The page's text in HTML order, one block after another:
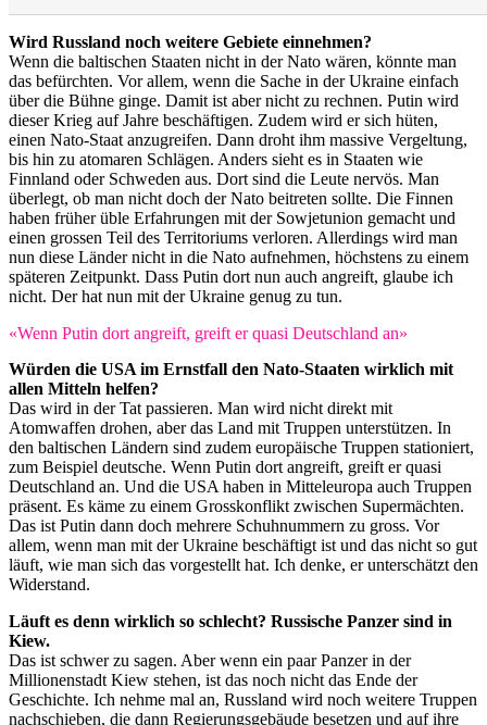
Wird Russland noch weitere Gebiete einnehmen?
Wenn die baltischen Staaten nicht in der Nato wären, könnte man
das befürchten. Vor allem, wenn die Sache in der Ukraine einfach
über die Bühne ginge. Damit ist aber nicht zu rechnen. Putin wird
dieser Krieg auf Jahre beschäftigen. Zudem wird er sich hüten,
einen Nato-Staat anzugreifen. Dann droht ihm massive Vergeltung,
bis hin zu atomaren Schlägen. Anders sieht es in Staaten wie
Finnland oder Schweden aus. Dort sind die Leute nervös. Man
überlegt, ob man nicht doch der Nato beitreten sollte. Die Finnen
haben früher üble Erfahrungen mit der Sowjetunion gemacht und
einen grossen Teil des Territoriums verloren. Allerdings wird man
nun diese Länder nicht in die Nato aufnehmen, höchstens zu einem
späteren Zeitpunkt. Dass Putin dort nun auch angreift, glaube ich
nicht. Der hat nun mit der Ukraine genug zu tun.
«Wenn Putin dort angreift, greift er quasi Deutschland an»
Würden die USA im Ernstfall den Nato-Staaten wirklich mit
allen Mitteln helfen?
Das wird in der Tat passieren. Man wird nicht direkt mit
Atomwaffen drohen, aber das Land mit Truppen unterstützen. In
den baltischen Ländern sind zudem europäische Truppen stationiert,
zum Beispiel deutsche. Wenn Putin dort angreift, greift er quasi
Deutschland an. Und die USA haben in Mitteleuropa auch Truppen
präsent. Es käme zu einem Grosskonflikt zwischen Supermächten.
Das ist Putin dann doch mehrere Schuhnummern zu gross. Vor
allem, wenn man mit der Ukraine ­beschäftigt ist und das nicht so gut
läuft, wie man sich das vorgestellt hat. Ich denke, er unterschätzt den
Widerstand.
Läuft es denn wirklich so schlecht? Russische Panzer sind in
Kiew.
Das ist schwer zu sagen. Aber wenn ein paar Panzer in der
Millionenstadt Kiew stehen, ist das noch nicht das Ende der
Geschichte. Ich nehme mal an, Russland wird noch weitere Truppen
nachschieben, die dann Regierungsgebäude besetzen und auf ihre